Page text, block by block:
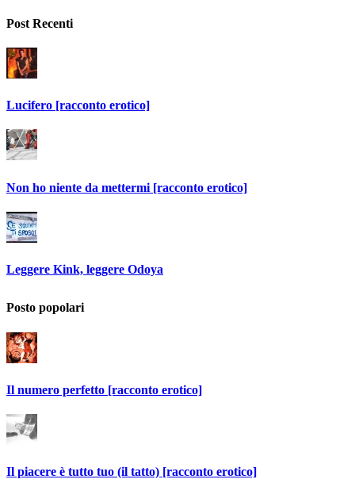
Post Recenti
Lucifero [racconto erotico]
Non ho niente da mettermi [racconto erotico]
Leggere Kink, leggere Odoya
Posto popolari
Il numero perfetto [racconto erotico]
Il piacere è tutto tuo (il tatto) [racconto erotico]